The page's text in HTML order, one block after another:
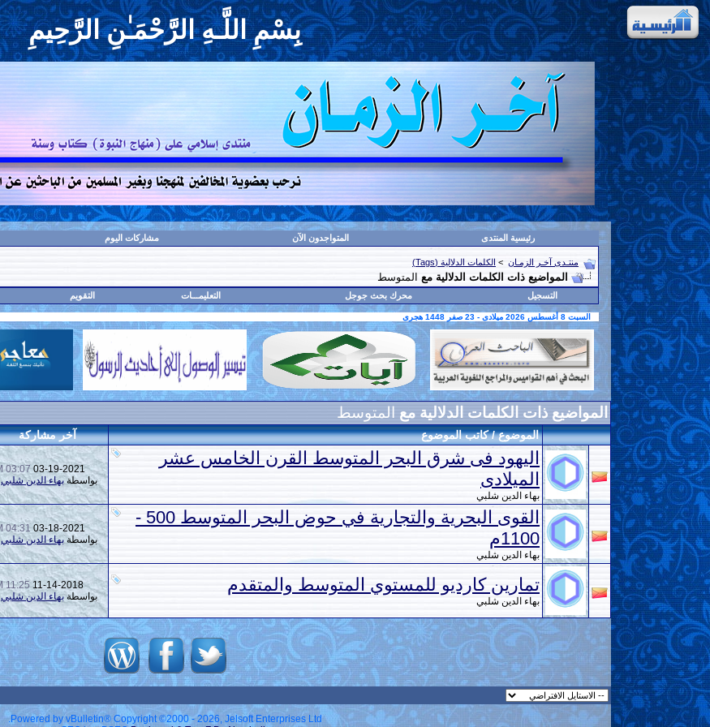
بِسْمِ اللَّـهِ الرَّحْمَـٰنِ الرَّحِيمِ
رئيسية المنتدى المتواجدون الآن مشاركات اليوم
منتـدى آخـر الزمـان > الكلمات الدلالية (Tags)
المواضيع ذات الكلمات الدلالية مع المتوسط
التسجيل محرك بحث جوجل التعليمـــات التقويم
السبت 8 أغسطس 2026 ميلادى - 23 صفر 1448 هجرى
المواضيع ذات الكلمات الدلالية مع المتوسط
الموضوع / كاتب الموضوع آخر مشاركة
اليهود فى شرق البحر المتوسط القرن الخامس عشر
الميلادى
بهاء الدين شلبي
03-19-2021
03:07 AM
بواسطةبهاء الدين شلبي
القوى البحرية والتجارية في حوض البحر المتوسط 500 -
1100م
بهاء الدين شلبي
03-18-2021
04:31 AM
بواسطةبهاء الدين شلبي
تمارين كارديو للمستوي المتوسط والمتقدم
بهاء الدين شلبي
11-14-2018
11:25 PM
بواسطةبهاء الدين شلبي
Powered by vBulletin® Copyright ©2000 - 2026, Jelsoft Enterprises Ltd.